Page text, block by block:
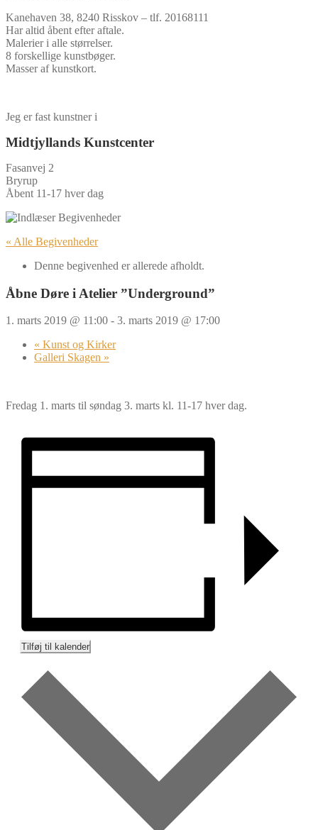
Kanehaven 38, 8240 Risskov – tlf. 20168111
Har altid åbent efter aftale.
Malerier i alle størrelser.
8 forskellige kunstbøger.
Masser af kunstkort.
Jeg er fast kunstner i
Midtjyllands Kunstcenter
Fasanvej 2
Bryrup
Åbent 11-17 hver dag
« Alle Begivenheder
Denne begivenhed er allerede afholdt.
Åbne Døre i Atelier ”Underground”
1. marts 2019 @ 11:00 - 3. marts 2019 @ 17:00
« Kunst og Kirker
Galleri Skagen »
Fredag 1. marts til søndag 3. marts kl. 11-17 hver dag.
Tilføj til kalender